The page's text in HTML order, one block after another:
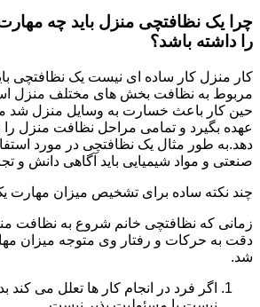
چرا یک نظافتچی منزل باید چه مهارت
را داشته باشد؟
کار منزل کار ساده ای نیست یک نظافتچی
مربوط به نظافت بخش های مختلف منزل
حین کار باعث خسارت به وسایل منزل شد
عهده بگیرد و تمامی مراحل نظافت منزل
دهد.به طور مثال یک نظافتچی در مورد
صنعتی و مواد شیمیایی باید آگاهی دانش و
چند نکته ساده برای تشخیص میزان مهارت
زمانی که نظافتچی خانم شروع به نظافت
دقت به حرکات و رفتار وی متوجه میزان
شد.
اگر فرد در انجام کار ها تعلل می کند